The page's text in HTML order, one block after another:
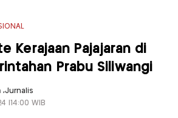
Kerajaan Pajajaran di
Prabu Siliwangi
,Jurnalis
|14:00 WIB